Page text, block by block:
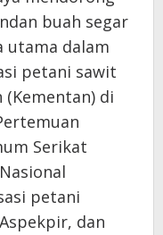
buah segar
utama dalam
petani sawit
di
Serikat
petani
dan